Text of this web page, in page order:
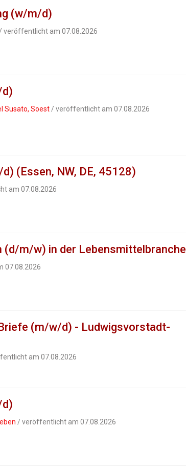
(w/m/d)
veröffentlicht am 07.08.2026
Susato, Soest / veröffentlicht am 07.08.2026
(Essen, NW, DE, 45128)
am 07.08.2026
(d/m/w) in der Lebensmittelbranche
07.08.2026
(m/w/d) - Ludwigsvorstadt-
am 07.08.2026
/ veröffentlicht am 07.08.2026